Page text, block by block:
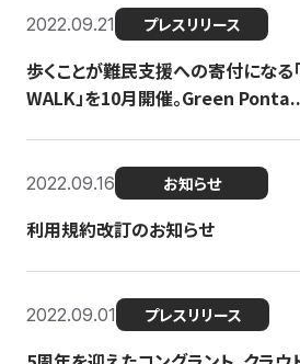
2022.09.21 プレスリリース
歩くことが難民支援への寄付になる
WALK」を10月開催。Green
2022.09.16 お知らせ
利用規約改訂のお知らせ
2022.09.01 プレスリリース